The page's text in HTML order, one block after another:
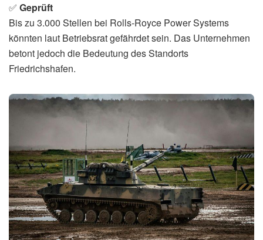
✅ Geprüft
Bis zu 3.000 Stellen bei Rolls-Royce Power Systems
könnten laut Betriebsrat gefährdet sein. Das Unternehmen
betont jedoch die Bedeutung des Standorts
Friedrichshafen.